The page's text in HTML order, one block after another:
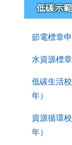
低碳示
節電標章申
水資源標章
低碳生活
年）
資源循環
年）